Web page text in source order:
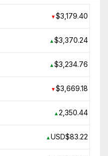
▼$3,179.40
▲$3,370.24
▲$3,234.76
▼$3,669.18
▲2,350.44
▲USD$83.22